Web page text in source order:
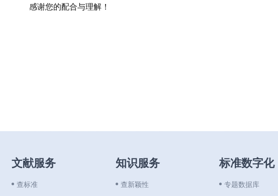
感谢您的配合与理解！
文献服务
查标准
知识服务
查新颖性
标准数字化
专题数据库